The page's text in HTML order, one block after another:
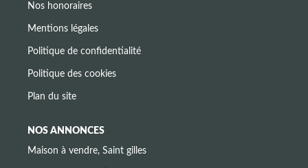
Nos honoraires
Mentions légales
Politique de confidentialité
Politique des cookies
Plan du site
NOS ANNONCES
Maison à vendre, Saint gilles